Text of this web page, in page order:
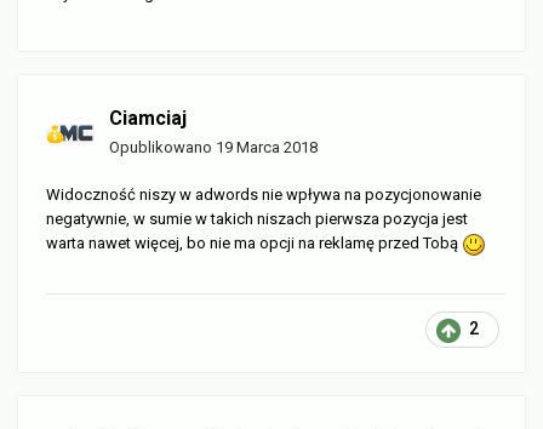
Ciamciaj
Opublikowano 19 Marca 2018
Widoczność niszy w adwords nie wpływa na pozycjonowanie
negatywnie, w sumie w takich niszach pierwsza pozycja jest
warta nawet więcej, bo nie ma opcji na reklamę przed Tobą
2